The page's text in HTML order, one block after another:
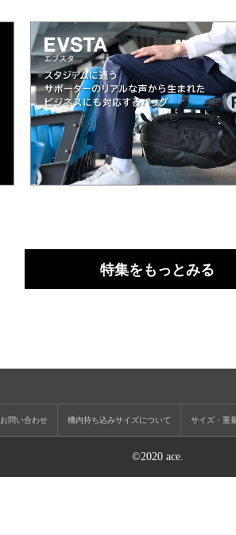
特集をもっとみる
お問い合わせ 機内持ち込みサイズについて サイズ・重
©2020 ace.